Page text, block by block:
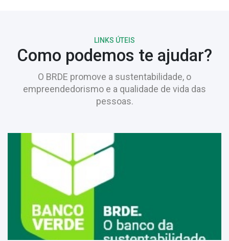
LINKS ÚTEIS
Como podemos te ajudar?
O BRDE promove a sustentabilidade, o
empreendedorismo e a qualidade de vida das
pessoas.